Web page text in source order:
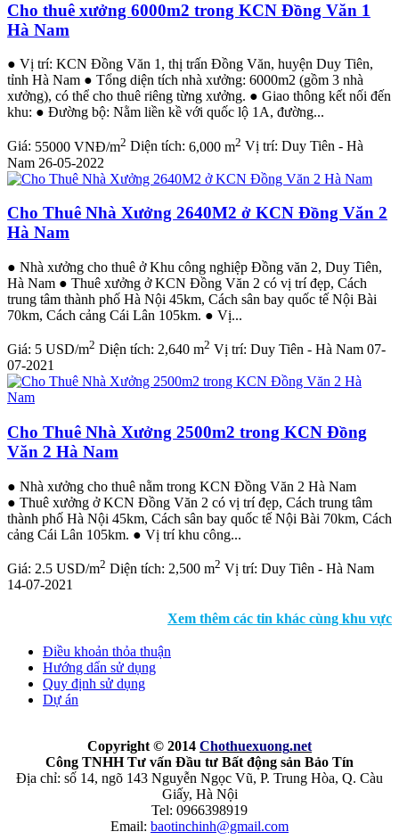
Cho thuê xưởng 6000m2 trong KCN Đồng Văn 1
Hà Nam
● Vị trí: KCN Đồng Văn 1, thị trấn Đồng Văn, huyện Duy Tiên,
tỉnh Hà Nam ● Tổng diện tích nhà xưởng: 6000m2 (gồm 3 nhà
xưởng), có thể cho thuê riêng từng xưởng. ● Giao thông kết nối đến
khu: ● Đường bộ: Nằm liền kề với quốc lộ 1A, đường...
Giá: 55000 VNĐ/m2 Diện tích: 6,000 m2 Vị trí: Duy Tiên - Hà
Nam 26-05-2022
Cho Thuê Nhà Xưởng 2640M2 ở KCN Đồng Văn 2
Hà Nam
● Nhà xưởng cho thuê ở Khu công nghiệp Đồng văn 2, Duy Tiên,
Hà Nam ● Thuê xưởng ở KCN Đồng Văn 2 có vị trí đẹp, Cách
trung tâm thành phố Hà Nội 45km, Cách sân bay quốc tế Nội Bài
70km, Cách cảng Cái Lân 105km. ● Vị...
Giá: 5 USD/m2 Diện tích: 2,640 m2 Vị trí: Duy Tiên - Hà Nam 07-
07-2021
Cho Thuê Nhà Xưởng 2500m2 trong KCN Đồng
Văn 2 Hà Nam
● Nhà xưởng cho thuê nằm trong KCN Đồng Văn 2 Hà Nam
● Thuê xưởng ở KCN Đồng Văn 2 có vị trí đẹp, Cách trung tâm
thành phố Hà Nội 45km, Cách sân bay quốc tế Nội Bài 70km, Cách
cảng Cái Lân 105km. ● Vị trí khu công...
Giá: 2.5 USD/m2 Diện tích: 2,500 m2 Vị trí: Duy Tiên - Hà Nam
14-07-2021
Xem thêm các tin khác cùng khu vực
Điều khoản thỏa thuận
Hướng dẩn sử dụng
Quy định sử dụng
Dự án
Copyright © 2014 Chothuexuong.net
Công TNHH Tư vấn Đầu tư Bất động sản Bảo Tín
Địa chỉ: số 14, ngõ 143 Nguyễn Ngọc Vũ, P. Trung Hòa, Q. Càu
Giấy, Hà Nội
Tel: 0966398919
Email: baotinchinh@gmail.com